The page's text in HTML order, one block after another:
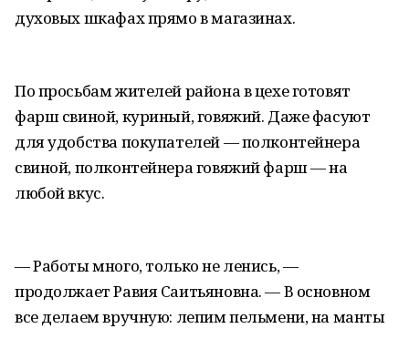
духовых шкафах прямо в магазинах.
По просьбам жителей района в цехе готовят
фарш свиной, куриный, говяжий. Даже фасуют
для удобства покупателей — полконтейнера
свиной, полконтейнера говяжий фарш — на
любой вкус.
— Работы много, только не ленись, —
продолжает Равия Саитьяновна. — В основном
все делаем вручную: лепим пельмени, на манты